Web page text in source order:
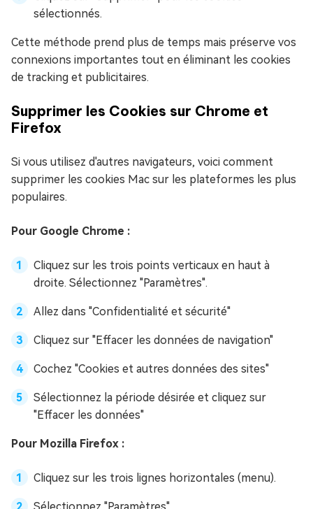
sélectionnés.
Cette méthode prend plus de temps mais préserve vos
connexions importantes tout en éliminant les cookies
de tracking et publicitaires.
Supprimer les Cookies sur Chrome et
Firefox
Si vous utilisez d'autres navigateurs, voici comment
supprimer les cookies Mac sur les plateformes les plus
populaires.
Pour Google Chrome :
Cliquez sur les trois points verticaux en haut à
droite. Sélectionnez "Paramètres".
Allez dans "Confidentialité et sécurité"
Cliquez sur "Effacer les données de navigation"
Cochez "Cookies et autres données des sites"
Sélectionnez la période désirée et cliquez sur
"Effacer les données"
Pour Mozilla Firefox :
Cliquez sur les trois lignes horizontales (menu).